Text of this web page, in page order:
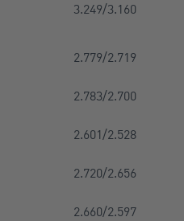
3.249/3.160
2.779/2.719
2.783/2.700
2.601/2.528
2.720/2.656
2.660/2.597